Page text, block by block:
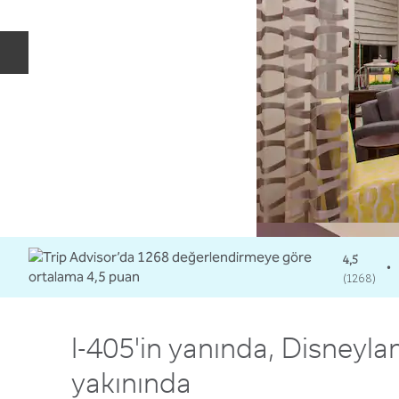
4,5
(1268)
•
I-405'in yanında,
yakınında